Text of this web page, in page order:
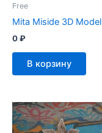
Free
Mita Miside 3D Model
0₽
В корзину